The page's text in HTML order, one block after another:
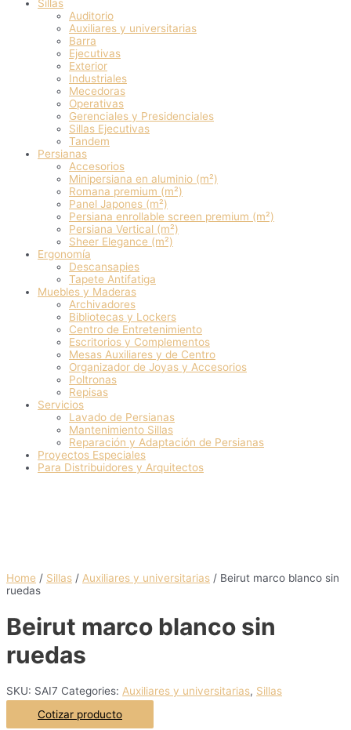
Sillas
Auditorio
Auxiliares y universitarias
Barra
Ejecutivas
Exterior
Industriales
Mecedoras
Operativas
Gerenciales y Presidenciales
Sillas Ejecutivas
Tandem
Persianas
Accesorios
Minipersiana en aluminio (m²)
Romana premium (m²)
Panel Japones (m²)
Persiana enrollable screen premium (m²)
Persiana Vertical (m²)
Sheer Elegance (m²)
Ergonomía
Descansapies
Tapete Antifatiga
Muebles y Maderas
Archivadores
Bibliotecas y Lockers
Centro de Entretenimiento
Escritorios y Complementos
Mesas Auxiliares y de Centro
Organizador de Joyas y Accesorios
Poltronas
Repisas
Servicios
Lavado de Persianas
Mantenimiento Sillas
Reparación y Adaptación de Persianas
Proyectos Especiales
Para Distribuidores y Arquitectos
Home / Sillas / Auxiliares y universitarias / Beirut marco blanco sin
ruedas
Beirut marco blanco sin
ruedas
SKU: SAI7 Categories: Auxiliares y universitarias, Sillas
Cotizar producto